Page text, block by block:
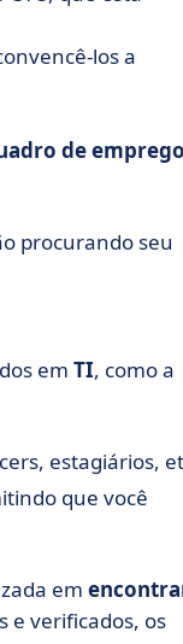
los a
de
procurando seu
em TI, como a
estagiários,
que você
em
e verificados, os